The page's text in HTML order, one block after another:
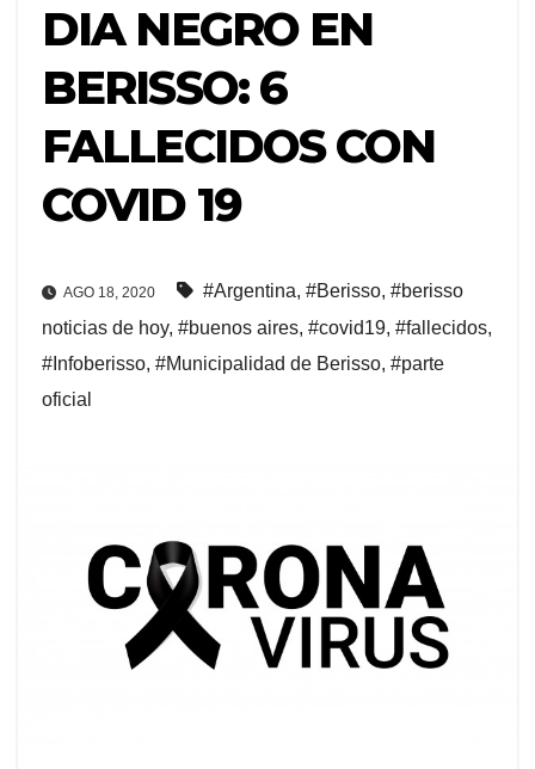
DIA NEGRO EN
BERISSO: 6
FALLECIDOS CON
COVID 19
AGO 18, 2020 #Argentina, #Berisso, #berisso
noticias de hoy, #buenos aires, #covid19, #fallecidos,
#Infoberisso, #Municipalidad de Berisso, #parte
oficial